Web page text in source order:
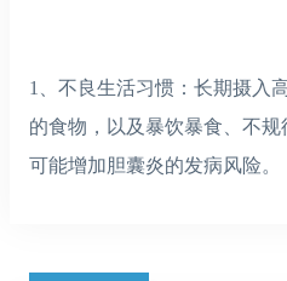
1、不良生活习惯：长期摄入
的食物，以及暴饮暴食、不
可能增加胆囊炎的发病风险。